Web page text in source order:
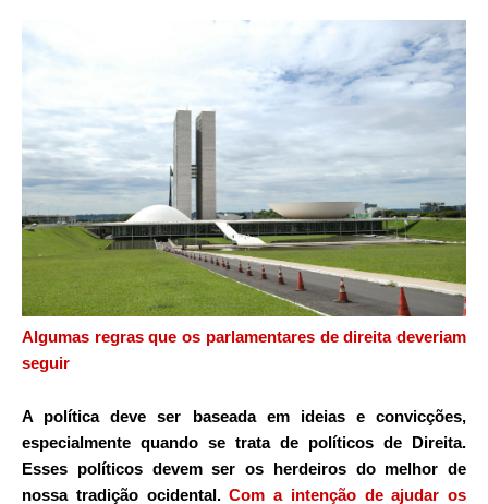
Algumas regras que os parlamentares de direita deveriam
seguir
A política deve ser baseada em ideias e convicções,
especialmente quando se trata de políticos de Direita.
Esses políticos devem ser os herdeiros do melhor de
nossa tradição ocidental.Com a intenção de ajudar os